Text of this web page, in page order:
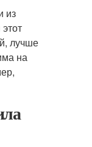
из
лучше
на